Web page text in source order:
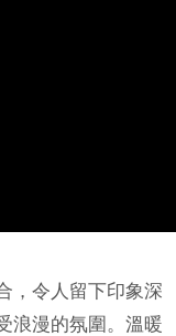
，令人留下印象深
浪漫的氛圍。溫暖